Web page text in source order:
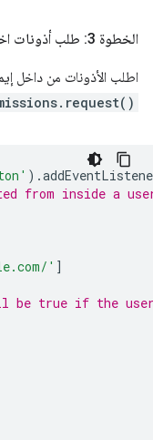
الخطوة 3: طلب أذونات اختيارية
اطلب الأذونات من داخل
).
from inside a
' ]
be true if the